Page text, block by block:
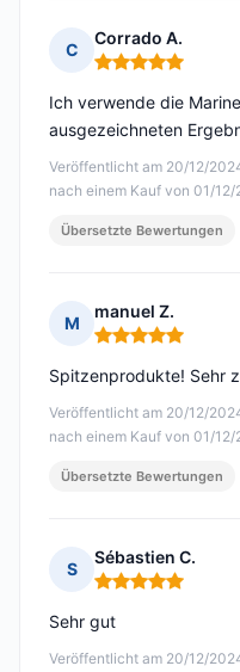
C
Corrado A.
Hinweis: 5 von 5
Veröffentlicht am 20/12/
nach einem Kauf von 01/12/
Ich verwende die
ausgezeichneten
Übersetzte Bewertungen
M
manuel Z.
Hinweis: 5 von 5
Veröffentlicht am 20/12/
nach einem Kauf von 01/12/
Spitzenprodukte! Sehr
Übersetzte Bewertungen
S
Sébastien C.
Hinweis: 5 von 5
Veröffentlicht am 20/12/
Sehr gut